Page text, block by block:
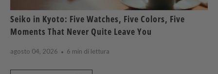
Seiko in Kyoto: Five Watches, Five Colors, Five
Moments That Never Quite Leave You
agosto 04, 2026 6 min di lettura